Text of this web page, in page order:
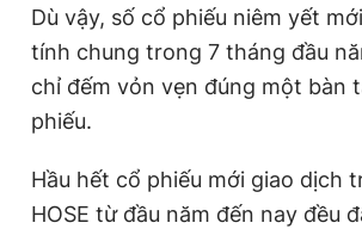
Dù vậy, số cổ phiếu niêm yết
tính chung trong 7 tháng đầu
chỉ đếm vỏn vẹn đúng một bàn
phiếu.
Hầu hết cổ phiếu mới giao dịch
HOSE từ đầu năm đến nay đều